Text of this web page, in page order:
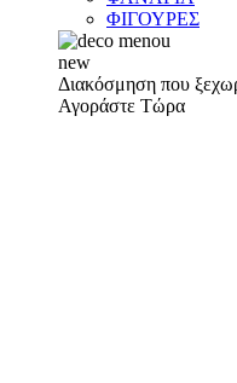
ΦΙΓΟΥΡΕΣ
new
Διακόσμηση που
Αγοράστε Τώρα